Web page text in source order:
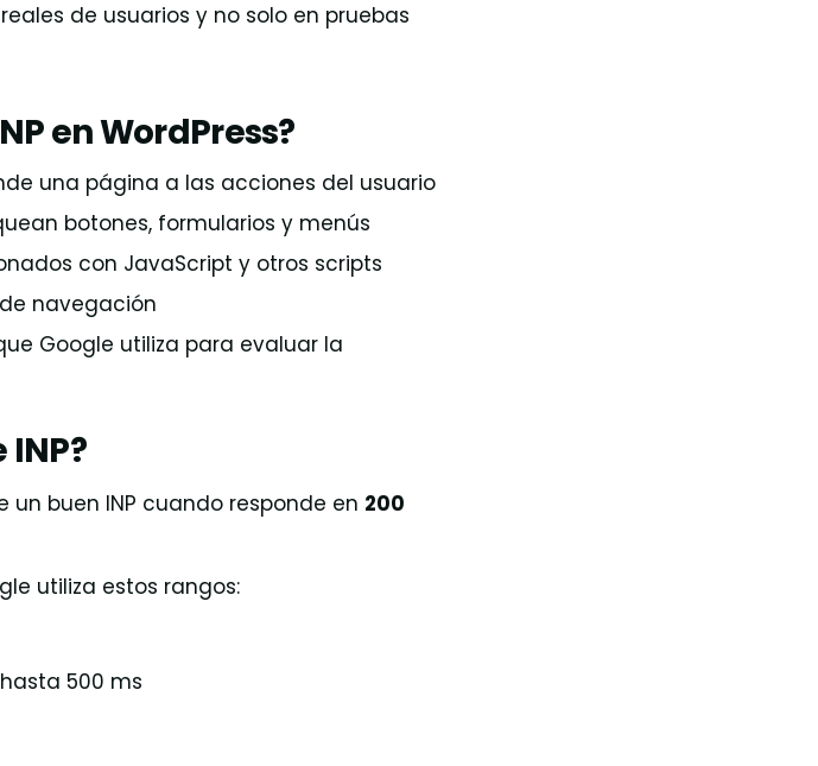
de usuarios y no solo en pruebas
en WordPress?
una página a las acciones del usuario
botones, formularios y menús
con JavaScript y otros scripts
navegación
Google utiliza para evaluar la
buen INP cuando responde en 200
utiliza estos rangos:
500 ms